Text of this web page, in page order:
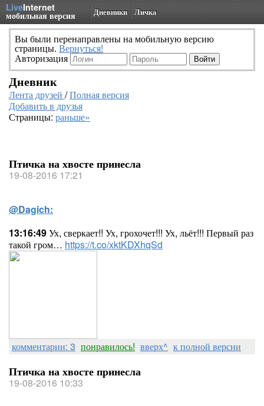
LiveInternet
мобильная версия Дневники Личка
Вы были перенаправлены на мобильную версию
страницы. Вернуться!
Авторизация
Дневник
Лента друзей /Полная версия
Добавить в друзья
Страницы: раньше»
Птичка на хвосте принесла
19-08-2016 17:21
@Dagich:
13:16:49Ух, сверкает!! Ух, грохочет!!! Ух, льёт!!! Первый раз
такой гром… https://t.co/xktKDXhqSd
комментарии: 3 понравилось! вверх^ к полной версии
Птичка на хвосте принесла
19-08-2016 10:33